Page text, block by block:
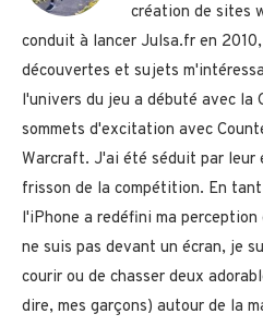
création de sites
conduit à lancer Julsa.fr en
découvertes et sujets
l'univers du jeu a débuté avec la
sommets d'excitation avec
Warcraft. J'ai été séduit par leur
frisson de la compétition. En
l'iPhone a redéfini ma
ne suis pas devant un écran, je
courir ou de chasser deux
dire, mes garçons) autour de la